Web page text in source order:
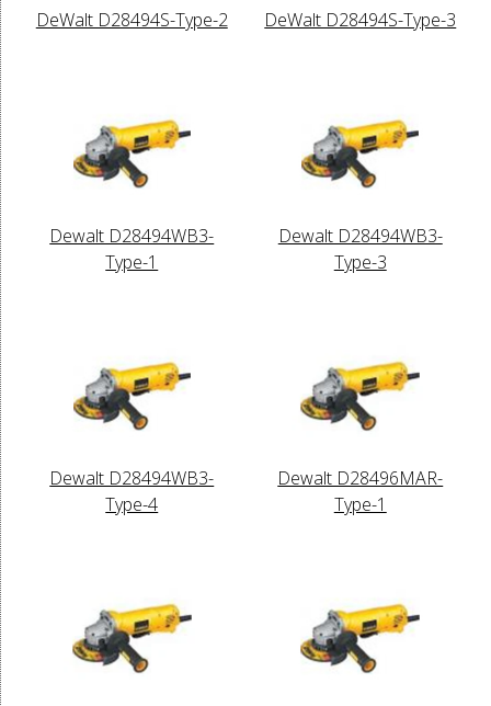
DeWalt D28494S-Type-2 DeWalt D28494S-Type-3
Dewalt D28494WB3-
Type-1
Dewalt D28494WB3-
Type-3
Dewalt D28494WB3-
Type-4
Dewalt D28496MAR-
Type-1